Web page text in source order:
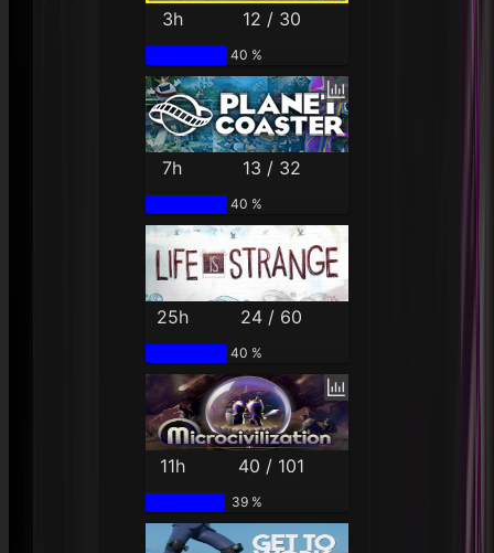
3h 12 / 30
40 %
7h 13 / 32
40 %
25h 24 / 60
40 %
11h 40 / 101
39 %